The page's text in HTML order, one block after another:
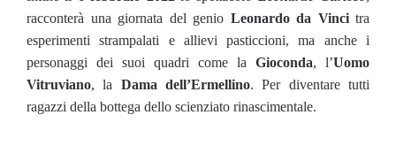
racconterà una giornata del genio Leonardo da Vincitra
esperimenti strampalati e allievi pasticcioni, ma anche i
personaggi dei suoi quadri come la Gioconda, l’Uomo
Vitruviano, la Dama dell’Ermellino. Per diventare tutti
ragazzi della bottega dello scienziato rinascimentale.